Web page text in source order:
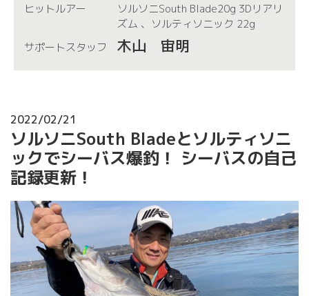
ヒットルアー
ソルソニSouth Blade20g 3Dリアリ
ズム 、ソルティソニック 22g
サポートスタッフ
木山 宙明
2022/02/21
ソルソニSouth Bladeとソルティソニ
ックでシーバス爆釣！ シーバスの自己
記録更新！